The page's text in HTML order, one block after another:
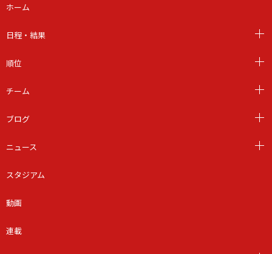
ホーム
日程・結果
順位
チーム
ブログ
ニュース
スタジアム
動画
連載